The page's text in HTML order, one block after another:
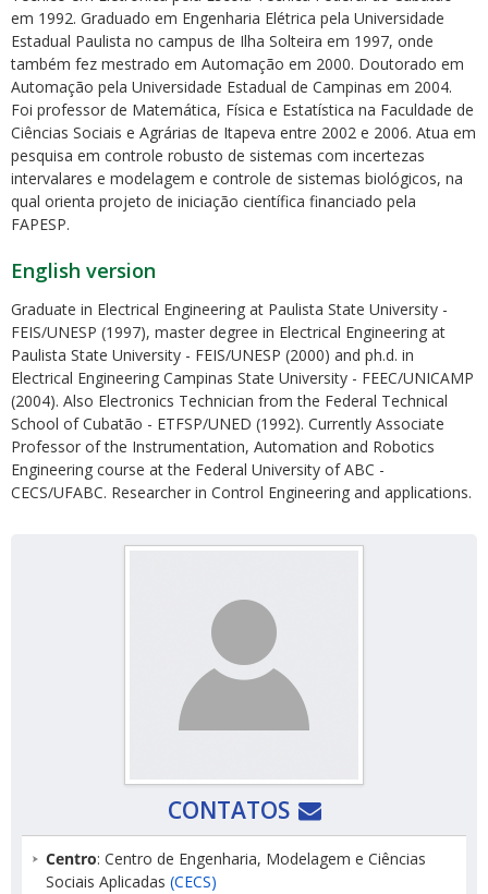
em 1992. Graduado em Engenharia Elétrica pela Universidade
Estadual Paulista no campus de Ilha Solteira em 1997, onde
também fez mestrado em Automação em 2000. Doutorado em
Automação pela Universidade Estadual de Campinas em 2004.
Foi professor de Matemática, Física e Estatística na Faculdade de
Ciências Sociais e Agrárias de Itapeva entre 2002 e 2006. Atua em
pesquisa em controle robusto de sistemas com incertezas
intervalares e modelagem e controle de sistemas biológicos, na
qual orienta projeto de iniciação científica financiado pela
FAPESP.
English version
Graduate in Electrical Engineering at Paulista State University -
FEIS/UNESP (1997), master degree in Electrical Engineering at
Paulista State University - FEIS/UNESP (2000) and ph.d. in
Electrical Engineering Campinas State University - FEEC/UNICAMP
(2004). Also Electronics Technician from the Federal Technical
School of Cubatão - ETFSP/UNED (1992). Currently Associate
Professor of the Instrumentation, Automation and Robotics
Engineering course at the Federal University of ABC -
CECS/UFABC. Researcher in Control Engineering and applications.
CONTATOS
Centro: Centro de Engenharia, Modelagem e Ciências
Sociais Aplicadas (CECS)